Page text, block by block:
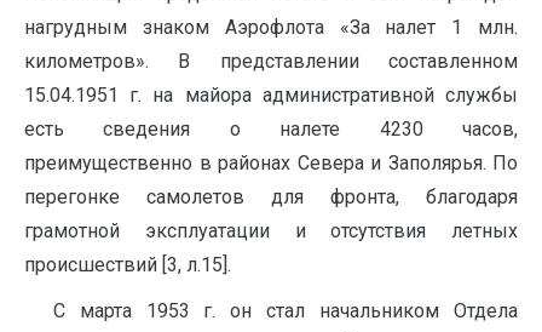
нагрудным знаком Аэрофлота «За налет 1 млн.
километров». В представлении составленном
15.04.1951 г. на майора административной службы
есть сведения о налете 4230 часов,
преимущественно в районах Севера и Заполярья. По
перегонке самолетов для фронта, благодаря
грамотной эксплуатации и отсутствия летных
происшествий [3, л.15].
С марта 1953 г. он стал начальником Отдела